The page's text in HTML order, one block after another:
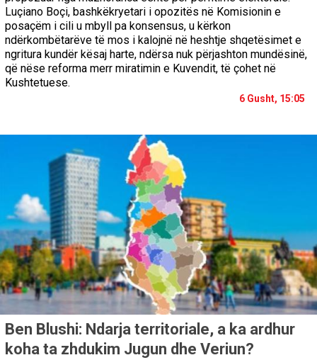
Luçiano Boçi, bashkëkryetari i opozitës në Komisionin e
posaçëm i cili u mbyll pa konsensus, u kërkon
ndërkombëtarëve të mos i kalojnë në heshtje shqetësimet e
ngritura kundër kësaj harte, ndërsa nuk përjashton mundësinë,
që nëse reforma merr miratimin e Kuvendit, të çohet në
Kushtetuese.
6 Gusht, 15:05
Ben Blushi: Ndarja territoriale, a ka ardhur
koha ta zhdukim Jugun dhe Veriun?